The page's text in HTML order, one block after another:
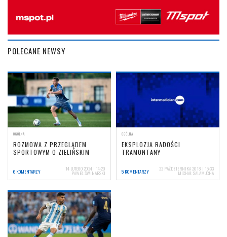
POLECANE NEWSY
OGÓLNA
ROZMOWA Z PRZEGLĄDEM
SPORTOWYM O ZIELIŃSKIM
6 KOMENTARZY 14 LUTEGO 2024 | 14:20
PAWEŁ ŚWINARSKI
OGÓLNA
EKSPLOZJA RADOŚCI
TRAMONTANY
5 KOMENTARZY 22 PAŹDZIERNIKA 2018 | 15:33
MICHAŁ SALAMUCHA